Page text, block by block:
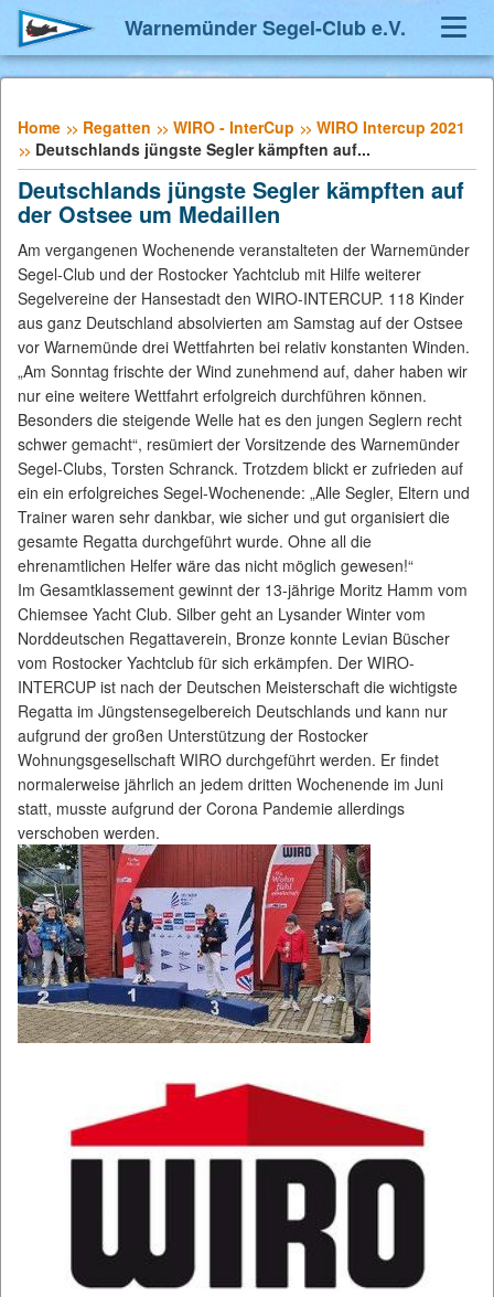
Warnemünder Segel-Club e.V.
Home Regatten WIRO - InterCup
WIRO Intercup 2021
Deutschlands jüngste Segler kämpften auf...
Deutschlands jüngste Segler kämpften auf
der Ostsee um Medaillen
Am vergangenen Wochenende veranstalteten der Warnemünder
Segel-Club und der Rostocker Yachtclub mit Hilfe weiterer
Segelvereine der Hansestadt den WIRO-INTERCUP. 118 Kinder
aus ganz Deutschland absolvierten am Samstag auf der Ostsee
vor Warnemünde drei Wettfahrten bei relativ konstanten Winden.
„Am Sonntag frischte der Wind zunehmend auf, daher haben wir
nur eine weitere Wettfahrt erfolgreich durchführen können.
Besonders die steigende Welle hat es den jungen Seglern recht
schwer gemacht“, resümiert der Vorsitzende des Warnemünder
Segel-Clubs, Torsten Schranck. Trotzdem blickt er zufrieden auf
ein ein erfolgreiches Segel-Wochenende: „Alle Segler, Eltern und
Trainer waren sehr dankbar, wie sicher und gut organisiert die
gesamte Regatta durchgeführt wurde. Ohne all die
ehrenamtlichen Helfer wäre das nicht möglich gewesen!“
Im Gesamtklassement gewinnt der 13-jährige Moritz Hamm vom
Chiemsee Yacht Club. Silber geht an Lysander Winter vom
Norddeutschen Regattaverein, Bronze konnte Levian Büscher
vom Rostocker Yachtclub für sich erkämpfen. Der WIRO-
INTERCUP ist nach der Deutschen Meisterschaft die wichtigste
Regatta im Jüngstensegelbereich Deutschlands und kann nur
aufgrund der großen Unterstützung der Rostocker
Wohnungsgesellschaft WIRO durchgeführt werden. Er findet
normalerweise jährlich an jedem dritten Wochenende im Juni
statt, musste aufgrund der Corona Pandemie allerdings
verschoben werden.